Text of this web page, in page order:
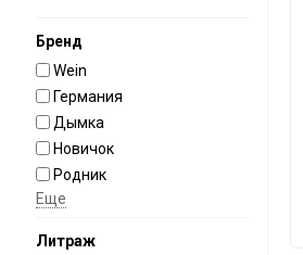
Бренд
Wein
Германия
Дымка
Новичок
Родник
Еще
Литраж